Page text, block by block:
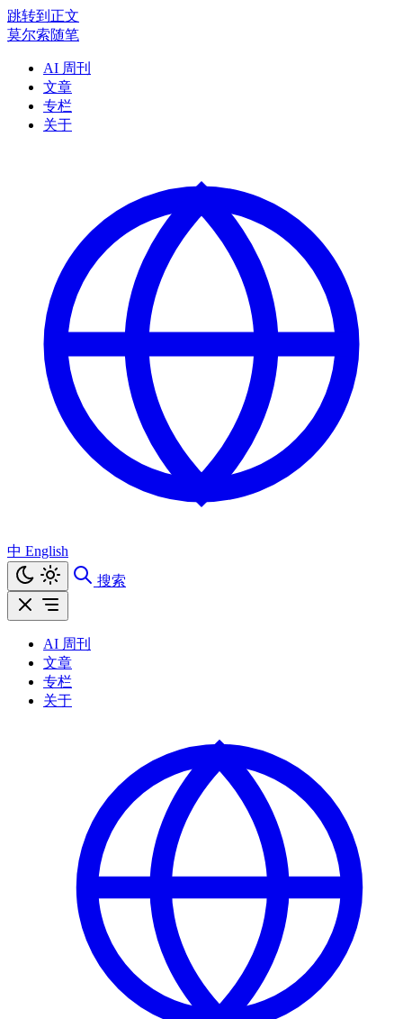
跳转到正文
莫尔索随笔
AI 周刊
文章
专栏
关于
中 English
搜索
AI 周刊
文章
专栏
关于